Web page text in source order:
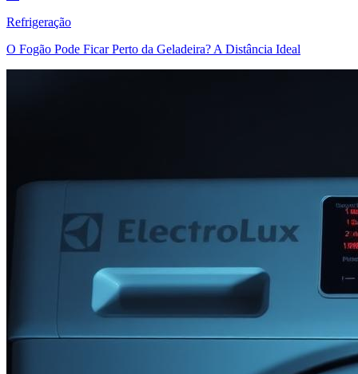
Refrigeração
O Fogão Pode Ficar Perto da Geladeira? A Distância Ideal